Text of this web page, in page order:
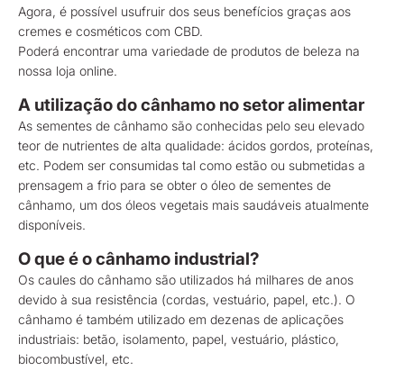
Agora, é possível usufruir dos seus benefícios graças aos
cremes e cosméticos com CBD.
Poderá encontrar uma variedade de produtos de beleza na
nossa loja online.
A utilização do cânhamo no setor alimentar
As sementes de cânhamo são conhecidas pelo seu elevado
teor de nutrientes de alta qualidade: ácidos gordos, proteínas,
etc. Podem ser consumidas tal como estão ou submetidas a
prensagem a frio para se obter o óleo de sementes de
cânhamo, um dos óleos vegetais mais saudáveis atualmente
disponíveis.
O que é o cânhamo industrial?
Os caules do cânhamo são utilizados há milhares de anos
devido à sua resistência (cordas, vestuário, papel, etc.). O
cânhamo é também utilizado em dezenas de aplicações
industriais: betão, isolamento, papel, vestuário, plástico,
biocombustível, etc.